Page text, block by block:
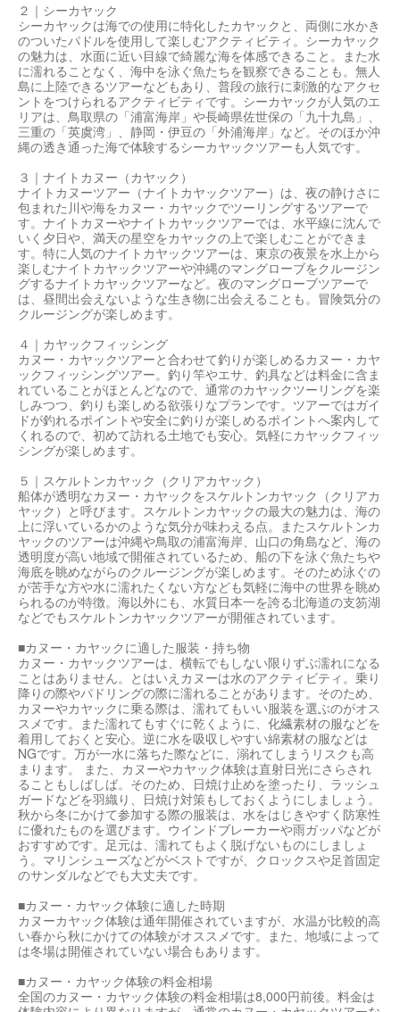
２｜シーカヤック
シーカヤックは海での使用に特化したカヤックと、両側に水かき
のついたパドルを使用して楽しむアクティビティ。シーカヤック
の魅力は、水面に近い目線で綺麗な海を体感できること。また水
に濡れることなく、海中を泳ぐ魚たちを観察できることも。無人
島に上陸できるツアーなどもあり、普段の旅行に刺激的なアクセ
ントをつけられるアクティビティです。シーカヤックが人気のエ
リアは、鳥取県の「浦富海岸」や長崎県佐世保の「九十九島」、
三重の「英虞湾」、静岡・伊豆の「外浦海岸」など。そのほか沖
縄の透き通った海で体験するシーカヤックツアーも人気です。
３｜ナイトカヌー（カヤック）
ナイトカヌーツアー（ナイトカヤックツアー）は、夜の静けさに
包まれた川や海をカヌー・カヤックでツーリングするツアーで
す。ナイトカヌーやナイトカヤックツアーでは、水平線に沈んで
いく夕日や、満天の星空をカヤックの上で楽しむことができま
す。特に人気のナイトカヤックツアーは、東京の夜景を水上から
楽しむナイトカヤックツアーや沖縄のマングローブをクルージン
グするナイトカヤックツアーなど。夜のマングローブツアーで
は、昼間出会えないような生き物に出会えることも。冒険気分の
クルージングが楽しめます。
４｜カヤックフィッシング
カヌー・カヤックツアーと合わせて釣りが楽しめるカヌー・カヤ
ックフィッシングツアー。釣り竿やエサ、釣具などは料金に含ま
れていることがほとんどなので、通常のカヤックツーリングを楽
しみつつ、釣りも楽しめる欲張りなプランです。ツアーではガイ
ドが釣れるポイントや安全に釣りが楽しめるポイントへ案内して
くれるので、初めて訪れる土地でも安心。気軽にカヤックフィッ
シングが楽しめます。
５｜スケルトンカヤック（クリアカヤック）
船体が透明なカヌー・カヤックをスケルトンカヤック（クリアカ
ヤック）と呼びます。スケルトンカヤックの最大の魅力は、海の
上に浮いているかのような気分が味わえる点。またスケルトンカ
ヤックのツアーは沖縄や鳥取の浦富海岸、山口の角島など、海の
透明度が高い地域で開催されているため、船の下を泳ぐ魚たちや
海底を眺めながらのクルージングが楽しめます。そのため泳ぐの
が苦手な方や水に濡れたくない方なども気軽に海中の世界を眺め
られるのが特徴。海以外にも、水質日本一を誇る北海道の支笏湖
などでもスケルトンカヤックツアーが開催されています。
■カヌー・カヤックに適した服装・持ち物
カヌー・カヤックツアーは、横転でもしない限りずぶ濡れになる
ことはありません。とはいえカヌーは水のアクティビティ。乗り
降りの際やパドリングの際に濡れることがあります。そのため、
カヌーやカヤックに乗る際は、濡れてもいい服装を選ぶのがオス
スメです。また濡れてもすぐに乾くように、化繊素材の服などを
着用しておくと安心。逆に水を吸収しやすい綿素材の服などは
NGです。万が一水に落ちた際などに、溺れてしまうリスクも高
まります。 また、カヌーやカヤック体験は直射日光にさらされ
ることもしばしば。そのため、日焼け止めを塗ったり、ラッシュ
ガードなどを羽織り、日焼け対策もしておくようにしましょう。
秋から冬にかけて参加する際の服装は、水をはじきやすく防寒性
に優れたものを選びます。ウインドブレーカーや雨ガッパなどが
おすすめです。足元は、濡れてもよく脱げないものにしましょ
う。マリンシューズなどがベストですが、クロックスや足首固定
のサンダルなどでも大丈夫です。
■カヌー・カヤック体験に適した時期
カヌーカヤック体験は通年開催されていますが、水温が比較的高
い春から秋にかけての体験がオススメです。また、地域によって
は冬場は開催されていない場合もあります。
■カヌー・カヤック体験の料金相場
全国のカヌー・カヤック体験の料金相場は8,000円前後。料金は